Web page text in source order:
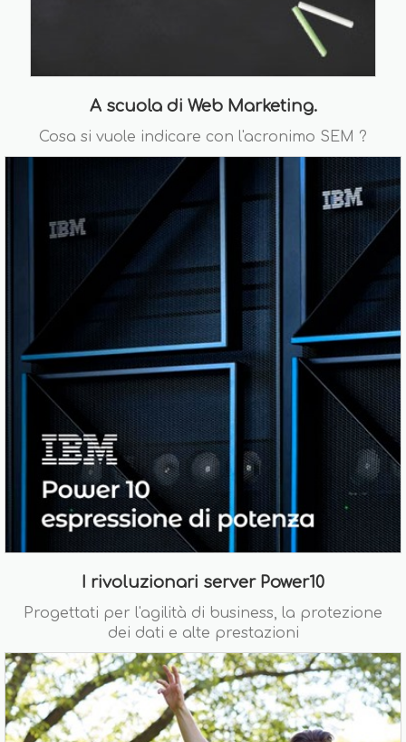
A scuola di Web Marketing.
Cosa si vuole indicare con l'acronimo SEM ?
I rivoluzionari server Power10
Progettati per l'agilità di business, la protezione
dei dati e alte prestazioni